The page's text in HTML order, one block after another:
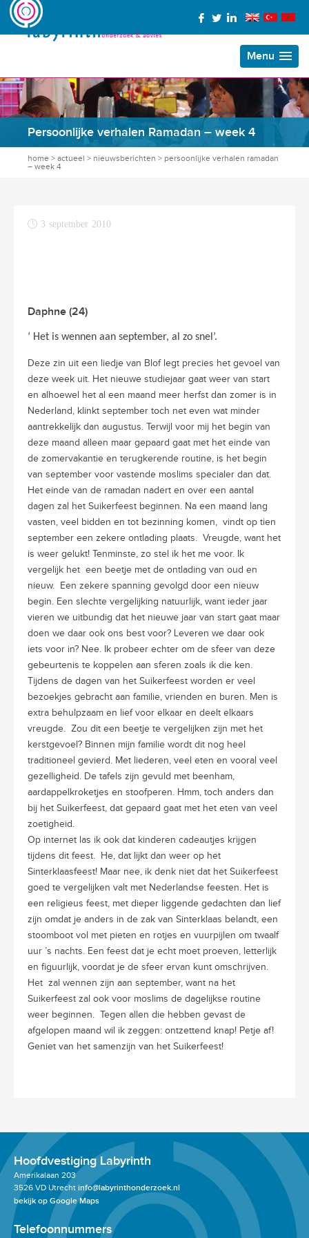
Menu
Persoonlijke verhalen Ramadan – week 4
home > actueel > nieuwsberichten > persoonlijke verhalen ramadan
– week 4
3 september 2010
Daphne (24)
‘ Het is wennen aan september, al zo snel’.
Deze zin uit een liedje van Blof legt precies het gevoel van
deze week uit. Het nieuwe studiejaar gaat weer van start
en alhoewel het al een maand meer herfst dan zomer is in
Nederland, klinkt september toch net even wat minder
aantrekkelijk dan augustus. Terwijl voor mij het begin van
deze maand alleen maar gepaard gaat met het einde van
de zomervakantie en terugkerende routine, is het begin
van september voor vastende moslims specialer dan dat.
Het einde van de ramadan nadert en over een aantal
dagen zal het Suikerfeest beginnen. Na een maand lang
vasten, veel bidden en tot bezinning komen, vindt op tien
september een zekere ontlading plaats. Vreugde, want het
is weer gelukt! Tenminste, zo stel ik het me voor. Ik
vergelijk het een beetje met de ontlading van oud en
nieuw. Een zekere spanning gevolgd door een nieuw
begin. Een slechte vergelijking natuurlijk, want ieder jaar
vieren we uitbundig dat het nieuwe jaar van start gaat maar
doen we daar ook ons best voor? Leveren we daar ook
iets voor in? Nee. Ik probeer echter om de sfeer van deze
gebeurtenis te koppelen aan sferen zoals ik die ken.
Tijdens de dagen van het Suikerfeest worden er veel
bezoekjes gebracht aan familie, vrienden en buren. Men is
extra behulpzaam en lief voor elkaar en deelt elkaars
vreugde. Zou dit een beetje te vergelijken zijn met het
kerstgevoel? Binnen mijn familie wordt dit nog heel
traditioneel gevierd. Met liederen, veel eten en vooral veel
gezelligheid. De tafels zijn gevuld met beenham,
aardappelkroketjes en stoofperen. Hmm, toch anders dan
bij het Suikerfeest, dat gepaard gaat met het eten van veel
zoetigheid.
Op internet las ik ook dat kinderen cadeautjes krijgen
tijdens dit feest. He, dat lijkt dan weer op het
Sinterklaasfeest! Maar nee, ik denk niet dat het Suikerfeest
goed te vergelijken valt met Nederlandse feesten. Het is
een religieus feest, met dieper liggende gedachten dan lief
zijn omdat je anders in de zak van Sinterklaas belandt, een
stoomboot vol met pieten en rotjes en vuurpijlen om twaalf
uur ’s nachts. Een feest dat je echt moet proeven, letterlijk
en figuurlijk, voordat je de sfeer ervan kunt omschrijven.
Het zal wennen zijn aan september, want na het
Suikerfeest zal ook voor moslims de dagelijkse routine
weer beginnen. Tegen allen die hebben gevast de
afgelopen maand wil ik zeggen: ontzettend knap! Petje af!
Geniet van het samenzijn van het Suikerfeest!
Hoofdvestiging Labyrinth
Amerikalaan 203
3526 VD Utrecht info@labyrinthonderzoek.nl
bekijk op Google Maps
Telefoonnummers